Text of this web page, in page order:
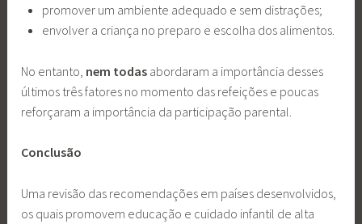
promover um ambiente adequado e sem distrações;
envolver a criança no preparo e escolha dos alimentos.
No entanto, nem todas abordaram a importância desses
últimos três fatores no momento das refeições e poucas
reforçaram a importância da participação parental.
Conclusão
Uma revisão das recomendações em países desenvolvidos,
os quais promovem educação e cuidado infantil de alta